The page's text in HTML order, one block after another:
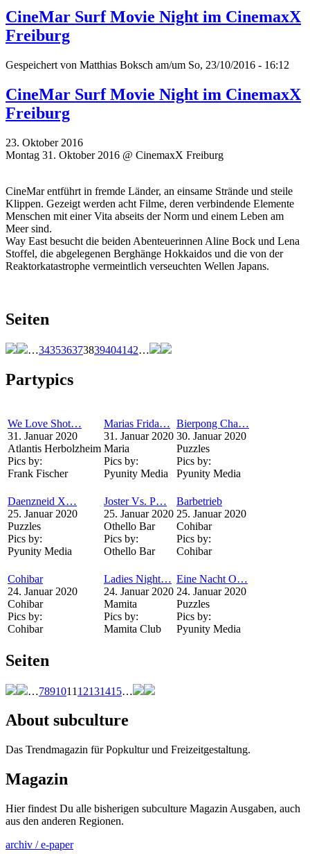
CineMar Surf Movie Night im CinemaxX
Freiburg
Gespeichert von Matthias Boksch am/um So, 23/10/2016 - 16:12
CineMar Surf Movie Night im CinemaxX
Freiburg
23. Oktober 2016
Montag 31. Oktober 2016 @ CinemaxX Freiburg
CineMar entführt in fremde Länder, an einsame Strände und steile
Klippen. Gezeigt werden acht Filme, deren verbindende Elemente
Menschen mit einer Vita abseits der Norm und einem Leben am
Meer sind.
Way East besucht die beiden Abenteuerinnen Aline Bock und Lena
Stoffel, die abgelegenen Berghänge Hokkaidos und die von der
Reaktorkatastrophe vermeintlich verseuchten Wellen Japans.
Seiten
…343536373839404142…
Partypics
We Love Shot…
31. Januar 2020
Atlantis Herbolzheim
Pics by:
Frank Fischer
Marias Frida…
31. Januar 2020
Maria
Pics by:
Pyunity Media
Bierpong Cha…
30. Januar 2020
Puzzles
Pics by:
Pyunity Media
Daenzneid X…
25. Januar 2020
Puzzles
Pics by:
Pyunity Media
Joster Vs. P…
25. Januar 2020
Othello Bar
Pics by:
Othello Bar
Barbetrieb
25. Januar 2020
Cohibar
Pics by:
Cohibar
Cohibar
24. Januar 2020
Cohibar
Pics by:
Cohibar
Ladies Night…
24. Januar 2020
Mamita
Pics by:
Mamita Club
Eine Nacht O…
24. Januar 2020
Puzzles
Pics by:
Pyunity Media
Seiten
…7891011 12131415…
About subculture
Das Trendmagazin für Popkultur und Freizeitgestaltung.
Magazin
Hier findest Du alle bisherigen subculture Magazin Ausgaben, auch
aus den anderen Regionen.
archiv / e-paper